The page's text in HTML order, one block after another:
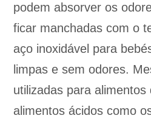
podem absorver os
ficar manchadas com o
aço inoxidável para
limpas e sem odores.
utilizadas para alimentos
alimentos ácidos como